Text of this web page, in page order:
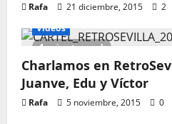
Rafa 21 diciembre, 2015 2
1 minute read
Vídeos
Charlamos en
Juanve, Edu y Víctor
Rafa 5 noviembre, 2015 0